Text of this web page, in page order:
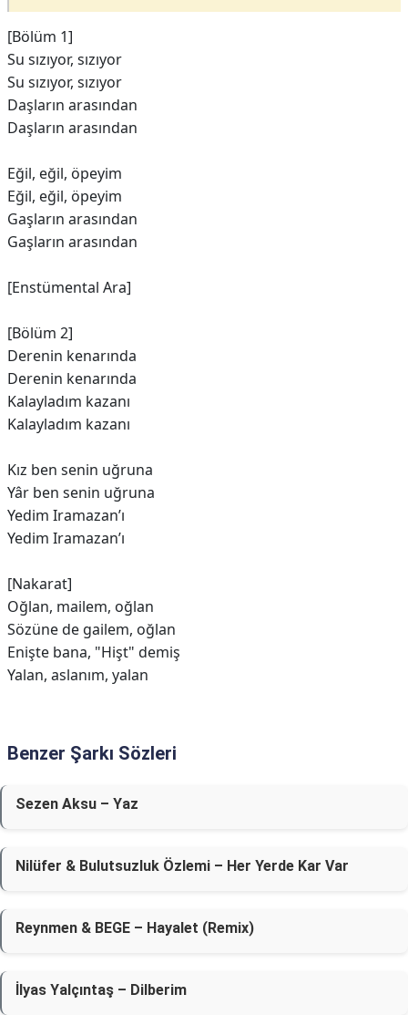
[Bölüm 1]
Su sızıyor, sızıyor
Su sızıyor, sızıyor
Daşların arasından
Daşların arasından
Eğil, eğil, öpeyim
Eğil, eğil, öpeyim
Gaşların arasından
Gaşların arasından
[Enstümental Ara]
[Bölüm 2]
Derenin kenarında
Derenin kenarında
Kalayladım kazanı
Kalayladım kazanı
Kız ben senin uğruna
Yâr ben senin uğruna
Yedim Iramazan’ı
Yedim Iramazan’ı
[Nakarat]
Oğlan, mailem, oğlan
Sözüne de gailem, oğlan
Enişte bana, "Hişt" demiş
Yalan, aslanım, yalan
Benzer Şarkı Sözleri
Sezen Aksu – Yaz
Nilüfer & Bulutsuzluk Özlemi – Her Yerde Kar Var
Reynmen & BEGE – Hayalet (Remix)
İlyas Yalçıntaş – Dilberim